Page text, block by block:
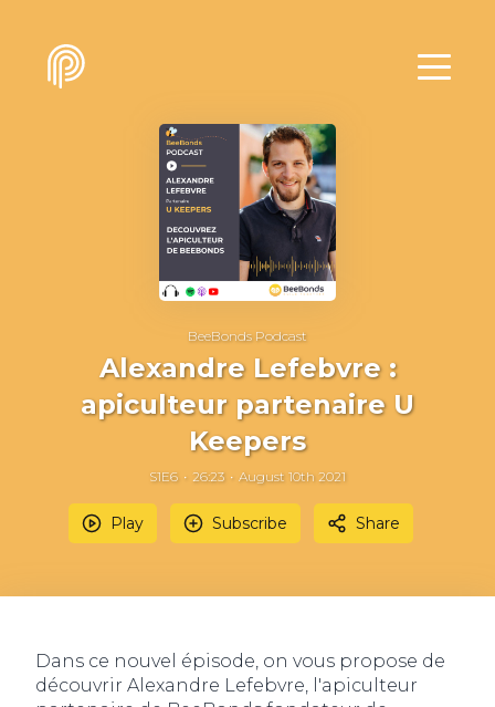
BeeBonds Podcast
Alexandre Lefebvre :
apiculteur partenaire U
Keepers
S1E6 26:23 August 10th 2021
Play Subscribe Share
Dans ce nouvel épisode, on vous propose de
découvrir Alexandre Lefebvre, l'apiculteur